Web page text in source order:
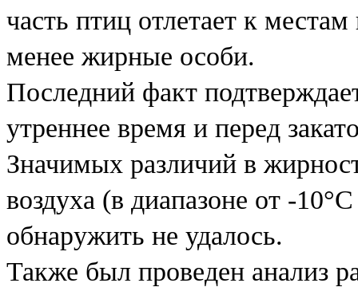
часть птиц отлетает к
менее жирные особи.
Последний факт
утреннее время и перед
Значимых различий в
воздуха (в диапазоне от -
обнаружить не удалось.
Также был проведен анализ